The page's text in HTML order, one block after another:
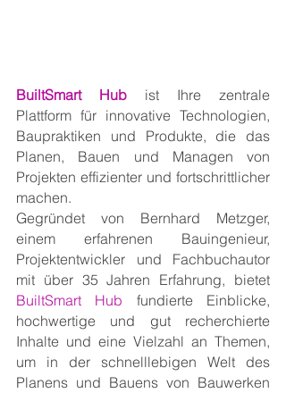
BuiltSmart Hub ist Ihre zentrale
Plattform für innovative Technologien,
Baupraktiken und Produkte, die das
Planen, Bauen und Managen von
Projekten effizienter und fortschrittlicher
machen.
Gegründet von Bernhard Metzger,
einem erfahrenen Bauingenieur,
Projektentwickler und Fachbuchautor
BuiltSmart Hub fundierte Einblicke,
hochwertige und gut recherchierte
Inhalte und eine Vielzahl an Themen,
um in der schnelllebigen Welt des
Planens und Bauens von Bauwerken